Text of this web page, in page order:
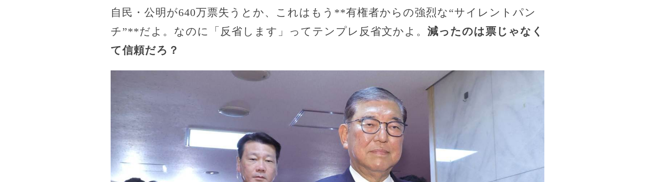
自民・公明が640万票失うとか、これはもう**有権者からの強烈な“サイレントパン
チ”**だよ。なのに「反省します」ってテンプレ反省文かよ。 減ったのは票じゃなく
て信頼だろ？